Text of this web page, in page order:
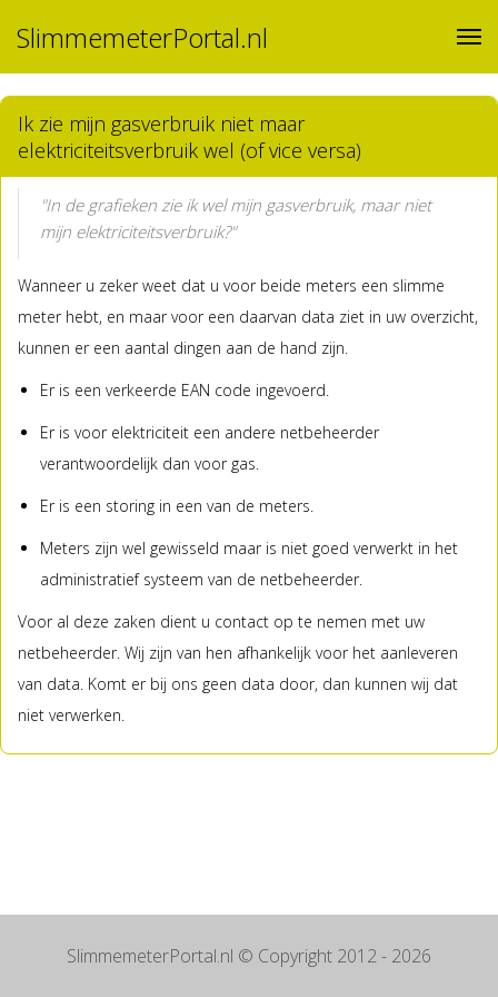
SlimmemeterPortal.nl
Ik zie mijn gasverbruik niet maar
elektriciteitsverbruik wel (of vice versa)
"In de grafieken zie ik wel mijn gasverbruik, maar niet
mijn elektriciteitsverbruik?"
Wanneer u zeker weet dat u voor beide meters een slimme
meter hebt, en maar voor een daarvan data ziet in uw overzicht,
kunnen er een aantal dingen aan de hand zijn.
Er is een verkeerde EAN code ingevoerd.
Er is voor elektriciteit een andere netbeheerder
verantwoordelijk dan voor gas.
Er is een storing in een van de meters.
Meters zijn wel gewisseld maar is niet goed verwerkt in het
administratief systeem van de netbeheerder.
Voor al deze zaken dient u contact op te nemen met uw
netbeheerder. Wij zijn van hen afhankelijk voor het aanleveren
van data. Komt er bij ons geen data door, dan kunnen wij dat
niet verwerken.
SlimmemeterPortal.nl © Copyright 2012 - 2026